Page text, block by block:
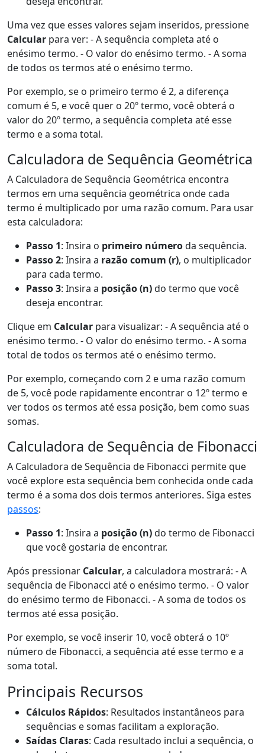
Uma vez que esses valores sejam inseridos, pressione
Calcular para ver: - A sequência completa até o
enésimo termo. - O valor do enésimo termo. - A soma
de todos os termos até o enésimo termo.
Por exemplo, se o primeiro termo é 2, a diferença
comum é 5, e você quer o 20º termo, você obterá o
valor do 20º termo, a sequência completa até esse
termo e a soma total.
Calculadora de Sequência Geométrica
A Calculadora de Sequência Geométrica encontra
termos em uma sequência geométrica onde cada
termo é multiplicado por uma razão comum. Para usar
esta calculadora:
Passo 1: Insira o primeiro númeroda sequência.
Passo 2: Insira a razão comum (r), o multiplicador
para cada termo.
Passo 3: Insira a posição (n)do termo que você
deseja encontrar.
Clique em Calcular para visualizar: - A sequência até o
enésimo termo. - O valor do enésimo termo. - A soma
total de todos os termos até o enésimo termo.
Por exemplo, começando com 2 e uma razão comum
de 5, você pode rapidamente encontrar o 12º termo e
ver todos os termos até essa posição, bem como suas
somas.
Calculadora de Sequência de Fibonacci
A Calculadora de Sequência de Fibonacci permite que
você explore esta sequência bem conhecida onde cada
termo é a soma dos dois termos anteriores. Siga estes
passos:
Passo 1: Insira a posição (n)do termo de Fibonacci
que você gostaria de encontrar.
Após pressionar Calcular, a calculadora mostrará: - A
sequência de Fibonacci até o enésimo termo. - O valor
do enésimo termo de Fibonacci. - A soma de todos os
termos até essa posição.
Por exemplo, se você inserir 10, você obterá o 10º
número de Fibonacci, a sequência até esse termo e a
soma total.
Principais Recursos
Cálculos Rápidos: Resultados instantâneos para
sequências e somas facilitam a exploração.
Saídas Claras: Cada resultado inclui a sequência, o